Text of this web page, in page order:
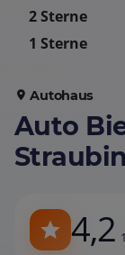
2 Sterne
1 Sterne
Autohaus
Auto
4,2